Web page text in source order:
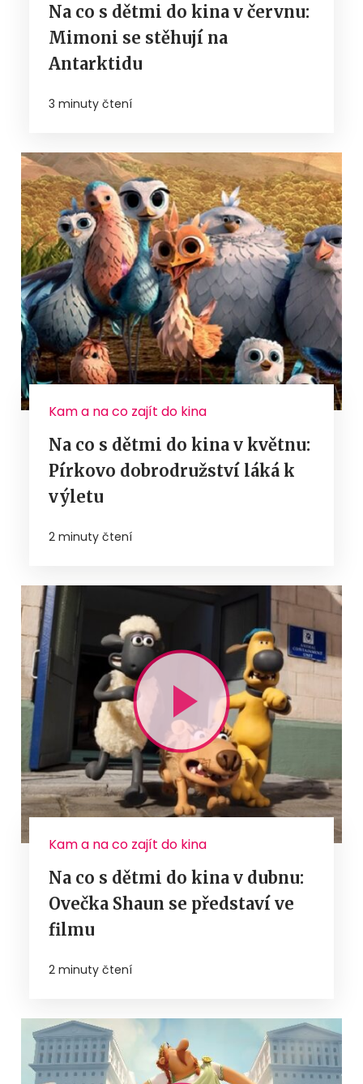
Na co s dětmi do kina v červnu:
Mimoni se stěhují na
Antarktidu
3 minuty čtení
Kam a na co zajít do kina
Na co s dětmi do kina v květnu:
Pírkovo dobrodružství láká k
výletu
2 minuty čtení
Kam a na co zajít do kina
Na co s dětmi do kina v dubnu:
Ovečka Shaun se představí ve
filmu
2 minuty čtení